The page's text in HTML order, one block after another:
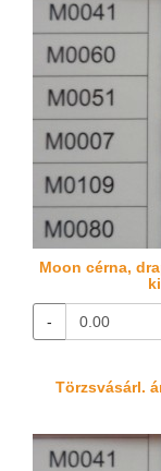
Moon cérna,
-
Törzsvásárl.